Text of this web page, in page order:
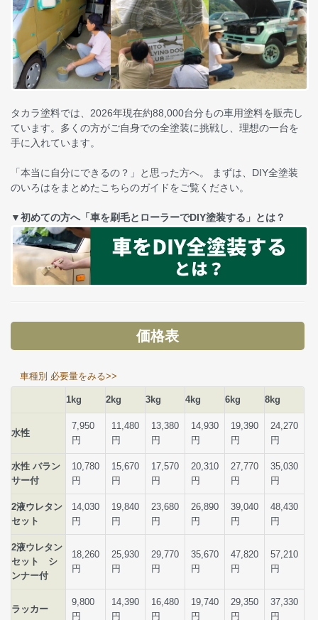
タカラ塗料では、2026年現在約88,000台分もの車用塗料を販売し
ています。多くの方がご自身での全塗装に挑戦し、理想の一台を
手に入れています。
「本当に自分にできるの？」と思った方へ。 まずは、DIY全塗装
のいろはをまとめたこちらのガイドをご覧ください。
▼初めての方へ「車を刷毛とローラーでDIY塗装する」とは？
価格表
車種別 必要量をみる>>